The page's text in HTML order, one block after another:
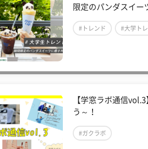
限定のパンダスイー
#トレンド #大学ト
【学窓ラボ通信
う～！
#ガクラボ